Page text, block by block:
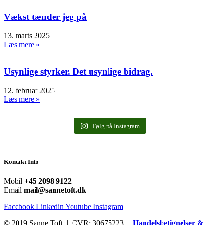
Vækst tænder jeg på
13. marts 2025
Læs mere »
Usynlige styrker. Det usynlige bidrag.
12. februar 2025
Læs mere »
Følg på Instagram
Kontakt Info
Mobil +45 2098 9122
Email mail@sannetoft.dk
Facebook Linkedin Youtube Instagram
© 2019 Sanne Toft | CVR: 30675223 | Handelsbetignelser &